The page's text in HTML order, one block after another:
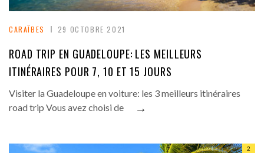
CARAÏBES 29 OCTOBRE 2021
ROAD TRIP EN GUADELOUPE: LES MEILLEURS
ITINÉRAIRES POUR 7, 10 ET 15 JOURS
Visiter la Guadeloupe en voiture: les 3 meilleurs itinéraires
road trip Vous avez choisi de
→
2